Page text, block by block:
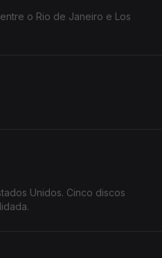
o Rio de Janeiro e Los
Unidos. Cinco discos